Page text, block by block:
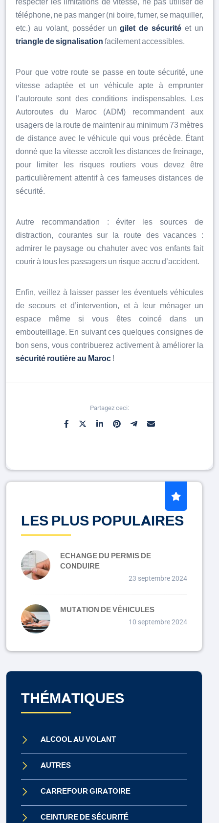
téléphone, ne pas manger (ni boire, fumer, se maquiller,
etc.) au volant, posséder ungilet de sécurité et un
triangle de signalisation facilement accessibles.
Pour que votre route se passe en toute sécurité, une
vitesse adaptée et un véhicule apte à emprunter
l’autoroute sont des conditions indispensables. Les
Autoroutes du Maroc (ADM) recommandent aux
usagers de la route de maintenir au minimum 73 mètres
de distance avec le véhicule qui vous précède. Étant
donné que la vitesse accroît les distances de freinage,
pour limiter les risques routiers vous devez être
particulièrement attentif à ces fameuses distances de
sécurité.
Autre recommandation : éviter les sources de
distraction, courantes sur la route des vacances :
admirer le paysage ou chahuter avec vos enfants fait
courir à tous les passagers un risque accru d’accident.
Enfin, veillez à laisser passer les éventuels véhicules
de secours et d’intervention, et à leur ménager un
espace même si vous êtes coincé dans un
embouteillage. En suivant ces quelques consignes de
bon sens, vous contribuerez activement à améliorer la
sécurité routière au Maroc !
Partagez ceci:
LES PLUS POPULAIRES
ECHANGE DU PERMIS DE
CONDUIRE
23 septembre 2024
MUTATION DE VÉHICULES
10 septembre 2024
THÉMATIQUES
ALCOOL AU VOLANT
AUTRES
CARREFOUR GIRATOIRE
CEINTURE DE SÉCURITÉ